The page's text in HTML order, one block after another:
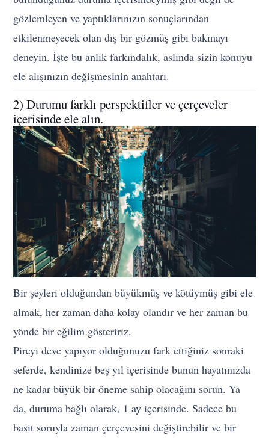
gözlemleyen ve yaptıklarınızın sonuçlarından
etkilenmeyecek olan dış bir gözmüş gibi bakmayı
deneyin. İşte bu anlık farkındalık, aslında sizin konuyu
ele alışınızın değişmesinin anahtarı.
2) Durumu farklı perspektifler ve çerçeveler
içerisinde ele alın.
Bir şeyleri olduğundan büyükmüş ve kötüymüş gibi ele
almak, her zaman daha kolay olandır ve her zaman bu
yönde bir eğilim gösteririz.
Pireyi deve yapıyor olduğunuzu fark ettiğiniz sonraki
seferde, kendinize beş yıl içerisinde bunun hayatınızda
ne kadar büyük bir öneme sahip olacağını sorun. Ya
da, duruma bağlı olarak, 1 ay içerisinde. Sadece bu
basit soruyla zaman çerçevesini değiştirebilir ve bir